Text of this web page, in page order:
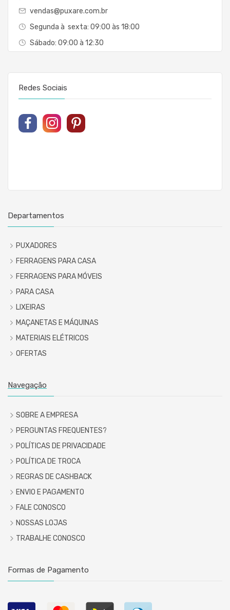
vendas@puxare.com.br
Segunda à sexta: 09:00 às 18:00
Sábado: 09:00 à 12:30
Redes Sociais
Departamentos
PUXADORES
FERRAGENS PARA CASA
FERRAGENS PARA MÓVEIS
PARA CASA
LIXEIRAS
MAÇANETAS E MÁQUINAS
MATERIAIS ELÉTRICOS
OFERTAS
Navegação
SOBRE A EMPRESA
PERGUNTAS FREQUENTES?
POLÍTICAS DE PRIVACIDADE
POLÍTICA DE TROCA
REGRAS DE CASHBACK
ENVIO E PAGAMENTO
FALE CONOSCO
NOSSAS LOJAS
TRABALHE CONOSCO
Formas de Pagamento